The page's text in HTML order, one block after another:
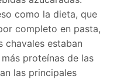
como la dieta, que
completo en pasta,
chavales estaban
proteínas de las
las principales